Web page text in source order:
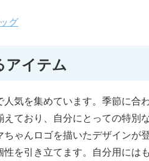
グ
アイテム
気を集めています。季節に合
ており、自分にとっての特別
ゃんロゴを描いたデザインが
を引き立てます。自分用には